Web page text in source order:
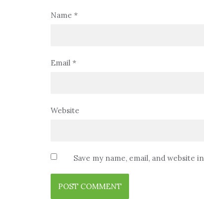
Name *
Email *
Website
Save my name, email, and